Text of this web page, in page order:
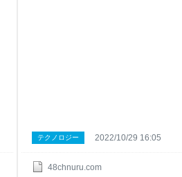
48chnuru.com
テクノロジー 2022/10/29 16:05